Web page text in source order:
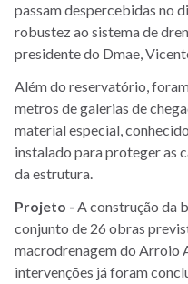
passam despercebidas no
robustez ao sistema de
presidente do Dmae,
Além do reservatório,
metros de galerias de
material especial,
instalado para proteger as
da estrutura.
Projeto - A construção da
conjunto de 26 obras
macrodrenagem do Arroio
intervenções já foram